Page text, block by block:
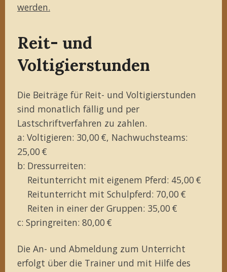
werden.
Reit- und
Voltigierstunden
Die Beiträge für Reit- und Voltigierstunden
sind monatlich fällig und per
Lastschriftverfahren zu zahlen.
a: Voltigieren: 30,00 €, Nachwuchsteams:
25,00 €
b: Dressurreiten:
Reitunterricht mit eigenem Pferd: 45,00 €
Reitunterricht mit Schulpferd: 70,00 €
Reiten in einer der Gruppen: 35,00 €
c: Springreiten: 80,00 €
Die An- und Abmeldung zum Unterricht
erfolgt über die Trainer und mit Hilfe des